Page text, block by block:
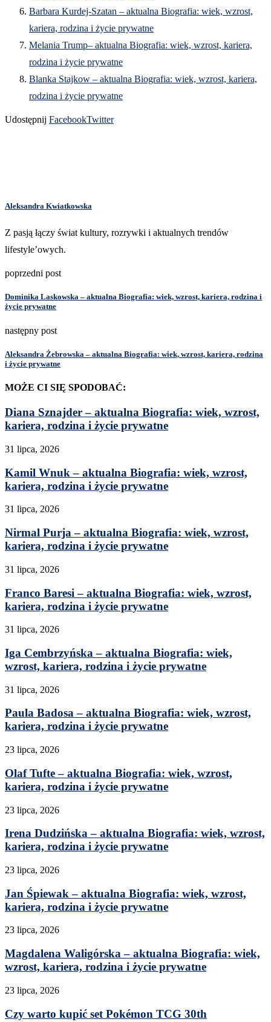
Barbara Kurdej-Szatan – aktualna Biografia: wiek, wzrost,
kariera, rodzina i życie prywatne
Melania Trump– aktualna Biografia: wiek, wzrost, kariera,
rodzina i życie prywatne
Blanka Stajkow – aktualna Biografia: wiek, wzrost, kariera,
rodzina i życie prywatne
Udostępnij FacebookTwitter
Aleksandra Kwiatkowska
Z pasją łączy świat kultury, rozrywki i aktualnych trendów
lifestyle’owych.
poprzedni post
Dominika Laskowska – aktualna Biografia: wiek, wzrost, kariera, rodzina i
życie prywatne
następny post
Aleksandra Żebrowska – aktualna Biografia: wiek, wzrost, kariera, rodzina
i życie prywatne
MOŻE CI SIĘ SPODOBAĆ:
Diana Sznajder – aktualna Biografia: wiek, wzrost,
kariera, rodzina i życie prywatne
31 lipca, 2026
Kamil Wnuk – aktualna Biografia: wiek, wzrost,
kariera, rodzina i życie prywatne
31 lipca, 2026
Nirmal Purja – aktualna Biografia: wiek, wzrost,
kariera, rodzina i życie prywatne
31 lipca, 2026
Franco Baresi – aktualna Biografia: wiek, wzrost,
kariera, rodzina i życie prywatne
31 lipca, 2026
Iga Cembrzyńska – aktualna Biografia: wiek,
wzrost, kariera, rodzina i życie prywatne
31 lipca, 2026
Paula Badosa – aktualna Biografia: wiek, wzrost,
kariera, rodzina i życie prywatne
23 lipca, 2026
Olaf Tufte – aktualna Biografia: wiek, wzrost,
kariera, rodzina i życie prywatne
23 lipca, 2026
Irena Dudzińska – aktualna Biografia: wiek, wzrost,
kariera, rodzina i życie prywatne
23 lipca, 2026
Jan Śpiewak – aktualna Biografia: wiek, wzrost,
kariera, rodzina i życie prywatne
23 lipca, 2026
Magdalena Waligórska – aktualna Biografia: wiek,
wzrost, kariera, rodzina i życie prywatne
23 lipca, 2026
Czy warto kupić set Pokémon TCG 30th